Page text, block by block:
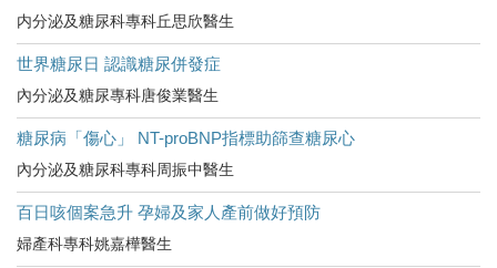
内分泌及糖尿科專科丘思欣醫生
世界糖尿日 認識糖尿併發症
內分泌及糖尿專科唐俊業醫生
糖尿病「傷心」 NT-proBNP指標助篩查糖尿心
內分泌及糖尿科專科周振中醫生
百日咳個案急升 孕婦及家人產前做好預防
婦產科專科姚嘉樺醫生